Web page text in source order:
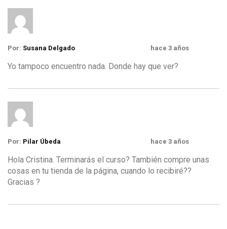
Por: Susana Delgado hace 3 años
Yo tampoco encuentro nada. Donde hay que ver?
Por: Pilar Úbeda hace 3 años
Hola Cristina. Terminarás el curso? También compre unas
cosas en tu tienda de la página, cuando lo recibiré??
Gracias ?